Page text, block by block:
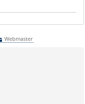
Webmaster